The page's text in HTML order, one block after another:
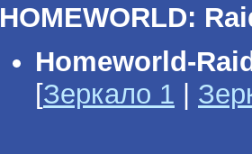
HOMEWORLD:
Homeworld-
[Зеркало 1